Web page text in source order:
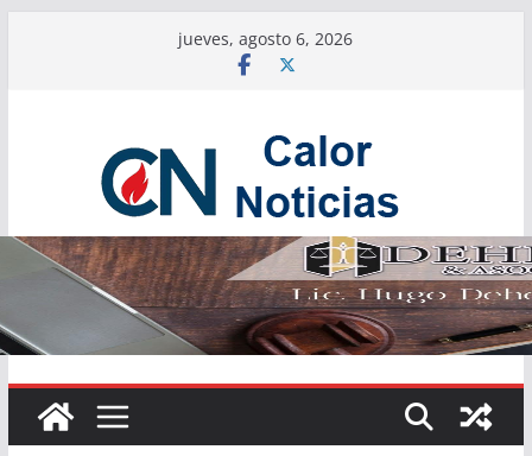
jueves, agosto 6, 2026